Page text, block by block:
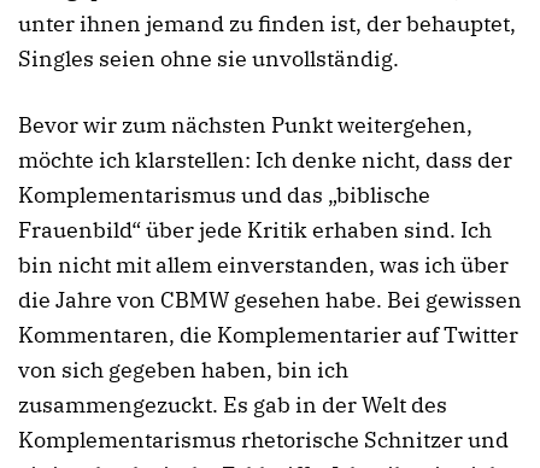
unter ihnen jemand zu finden ist, der behauptet,
Singles seien ohne sie unvollständig.
Bevor wir zum nächsten Punkt weitergehen,
möchte ich klarstellen: Ich denke nicht, dass der
Komplementarismus und das „biblische
Frauenbild“ über jede Kritik erhaben sind. Ich
bin nicht mit allem einverstanden, was ich über
die Jahre von CBMW gesehen habe. Bei gewissen
Kommentaren, die Komplementarier auf Twitter
von sich gegeben haben, bin ich
zusammengezuckt. Es gab in der Welt des
Komplementarismus rhetorische Schnitzer und